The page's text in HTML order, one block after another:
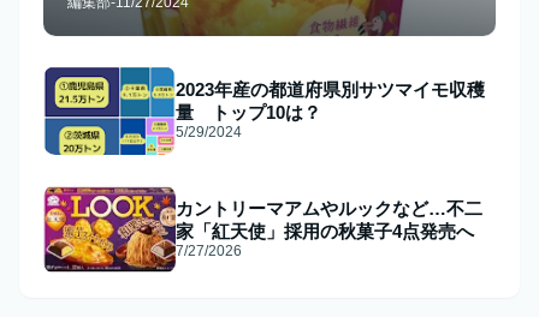
2023年産の都道府県別サツマイモ収穫
量 トップ10は？
5/29/2024
カントリーマアムやルックなど…不二
家「紅天使」採用の秋菓子4点発売へ
7/27/2026